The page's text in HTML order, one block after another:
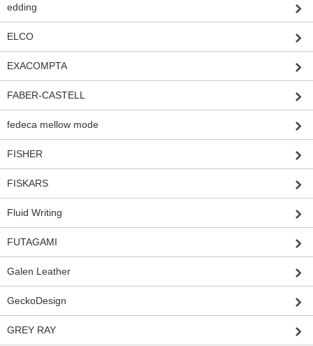
edding
ELCO
EXACOMPTA
FABER-CASTELL
fedeca mellow mode
FISHER
FISKARS
Fluid Writing
FUTAGAMI
Galen Leather
GeckoDesign
GREY RAY